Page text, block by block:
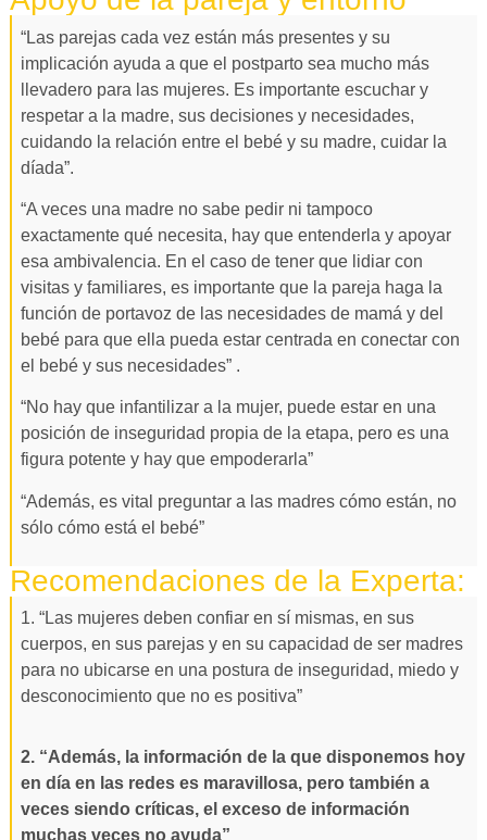
“Las parejas cada vez están más presentes y su
implicación ayuda a que el postparto sea mucho más
llevadero para las mujeres. Es importante escuchar y
respetar a la madre, sus decisiones y necesidades,
cuidando la relación entre el bebé y su madre, cuidar la
díada”.
“A veces una madre no sabe pedir ni tampoco
exactamente qué necesita, hay que entenderla y apoyar
esa ambivalencia. En el caso de tener que lidiar con
visitas y familiares, es importante que la pareja haga la
función de portavoz de las necesidades de mamá y del
bebé para que ella pueda estar centrada en conectar con
el bebé y sus necesidades” .
“No hay que infantilizar a la mujer, puede estar en una
posición de inseguridad propia de la etapa, pero es una
figura potente y hay que empoderarla”
“Además, es vital preguntar a las madres cómo están, no
sólo cómo está el bebé”
Recomendaciones de la Experta:
1. “Las mujeres deben confiar en sí mismas, en sus
cuerpos, en sus parejas y en su capacidad de ser madres
para no ubicarse en una postura de inseguridad, miedo y
desconocimiento que no es positiva”
2. “Además, la información de la que disponemos hoy
en día en las redes es maravillosa, pero también a
veces siendo críticas, el exceso de información
muchas veces no ayuda”